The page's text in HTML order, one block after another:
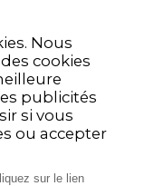
Nous
cookies
publicités
si vous
ou accepter
sur le lien
saine